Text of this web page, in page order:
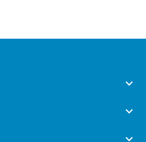


